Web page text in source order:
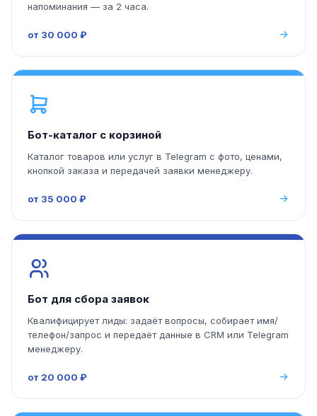
напоминания — за 2 часа.
от 30 000 ₽
Бот-каталог с корзиной
Каталог товаров или услуг в Telegram с фото, ценами,
кнопкой заказа и передачей заявки менеджеру.
от 35 000 ₽
Бот для сбора заявок
Квалифицирует лиды: задаёт вопросы, собирает имя/
телефон/запрос и передаёт данные в CRM или Telegram
менеджеру.
от 20 000 ₽